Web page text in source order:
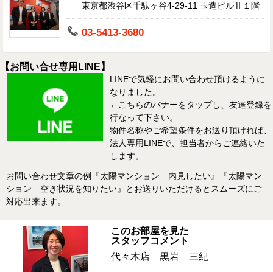
東京都渋谷区千駄ヶ谷4-29-11 玉造ビルⅡ１階
03-5413-3680
【お問い合せ専用LINE】
LINEで気軽にお問い合わせ頂けるように
なりました。
←こちらのバナーをタップし、友達登録を
行なって下さい。
物件名称やご希望条件をお送り頂ければ、
法人専用LINEで、担当者からご連絡いた
します。
お問い合わせ文章の例『太陽マンション 内見したい』『太陽マン
ション 空き状況を知りたい』とお送りいただけるとスムーズにご
対応出来ます。
このお部屋を見た
スタッフコメント
代々木店 黒岩 三紀